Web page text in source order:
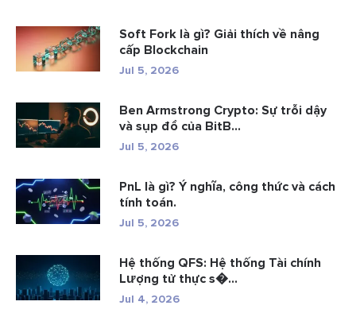
Soft Fork là gì? Giải thích về nâng
cấp Blockchain
Jul 5, 2026
Ben Armstrong Crypto: Sự trỗi dậy
và sụp đổ của BitB...
Jul 5, 2026
PnL là gì? Ý nghĩa, công thức và cách
tính toán.
Jul 5, 2026
Hệ thống QFS: Hệ thống Tài chính
Lượng tử thực s�...
Jul 4, 2026